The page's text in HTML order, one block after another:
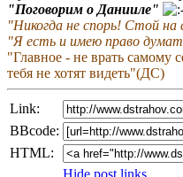
"Поговорим о Данииле"
"Никогда не спорь! Стой
"Я есть и имею право
"Главное - не врать самому
тебя не хотят видеть"(ДС)
Link:
BBcode:
HTML:
Hide post links